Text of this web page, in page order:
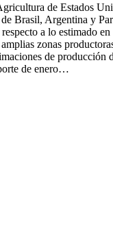
de Estados
Brasil, Argentina y
a lo estimado
zonas
de producción
de enero…